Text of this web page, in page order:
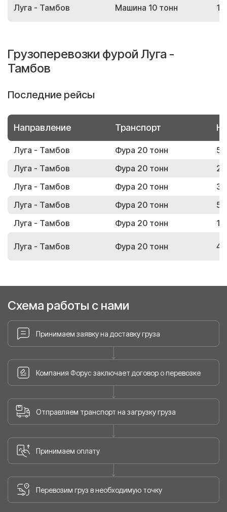
Луга - Тамбов Машина 10 тонн
Грузоперевозки фурой Луга -
Тамбов
Последние рейсы
Направление Транспорт
Луга - Тамбов Фура 20 тонн
Луга - Тамбов
Фура 20 тонн
Луга - Тамбов
Фура 20 тонн
Луга - Тамбов
Фура 20 тонн
Луга - Тамбов
Фура 20 тонн
Луга - Тамбов Фура 20 тонн
Схема работы с нами
Принимаем заявку на доставку груза
Компания Форус заключает договор о перевозке
Отправляем транспорт на загрузку груза
Принимаем оплату
Перевозим груз в необходимую точку